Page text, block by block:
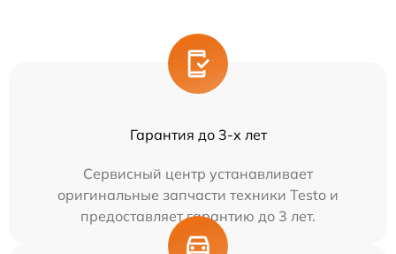
Гарантия до 3-х лет
Сервисный центр устанавливает
оригинальные запчасти техники Testo и
предоставляет гарантию до 3 лет.